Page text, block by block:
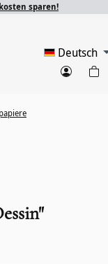
sparen!
Deutsch